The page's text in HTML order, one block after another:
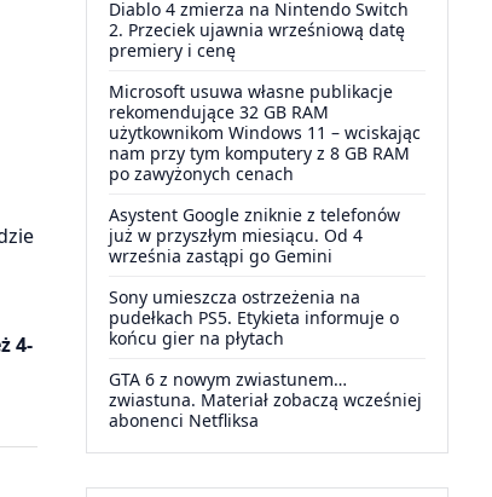
4-
Diablo 4 zmierza na Nintendo Switch
2. Przeciek ujawnia wrześniową datę
premiery i cenę
Microsoft usuwa własne publikacje
rekomendujące 32 GB RAM
użytkownikom Windows 11 – wciskając
nam przy tym komputery z 8 GB RAM
po zawyżonych cenach
Asystent Google zniknie z telefonów
już w przyszłym miesiącu. Od 4
września zastąpi go Gemini
Sony umieszcza ostrzeżenia na
pudełkach PS5. Etykieta informuje o
końcu gier na płytach
GTA 6 z nowym zwiastunem…
zwiastuna. Materiał zobaczą wcześniej
abonenci Netfliksa